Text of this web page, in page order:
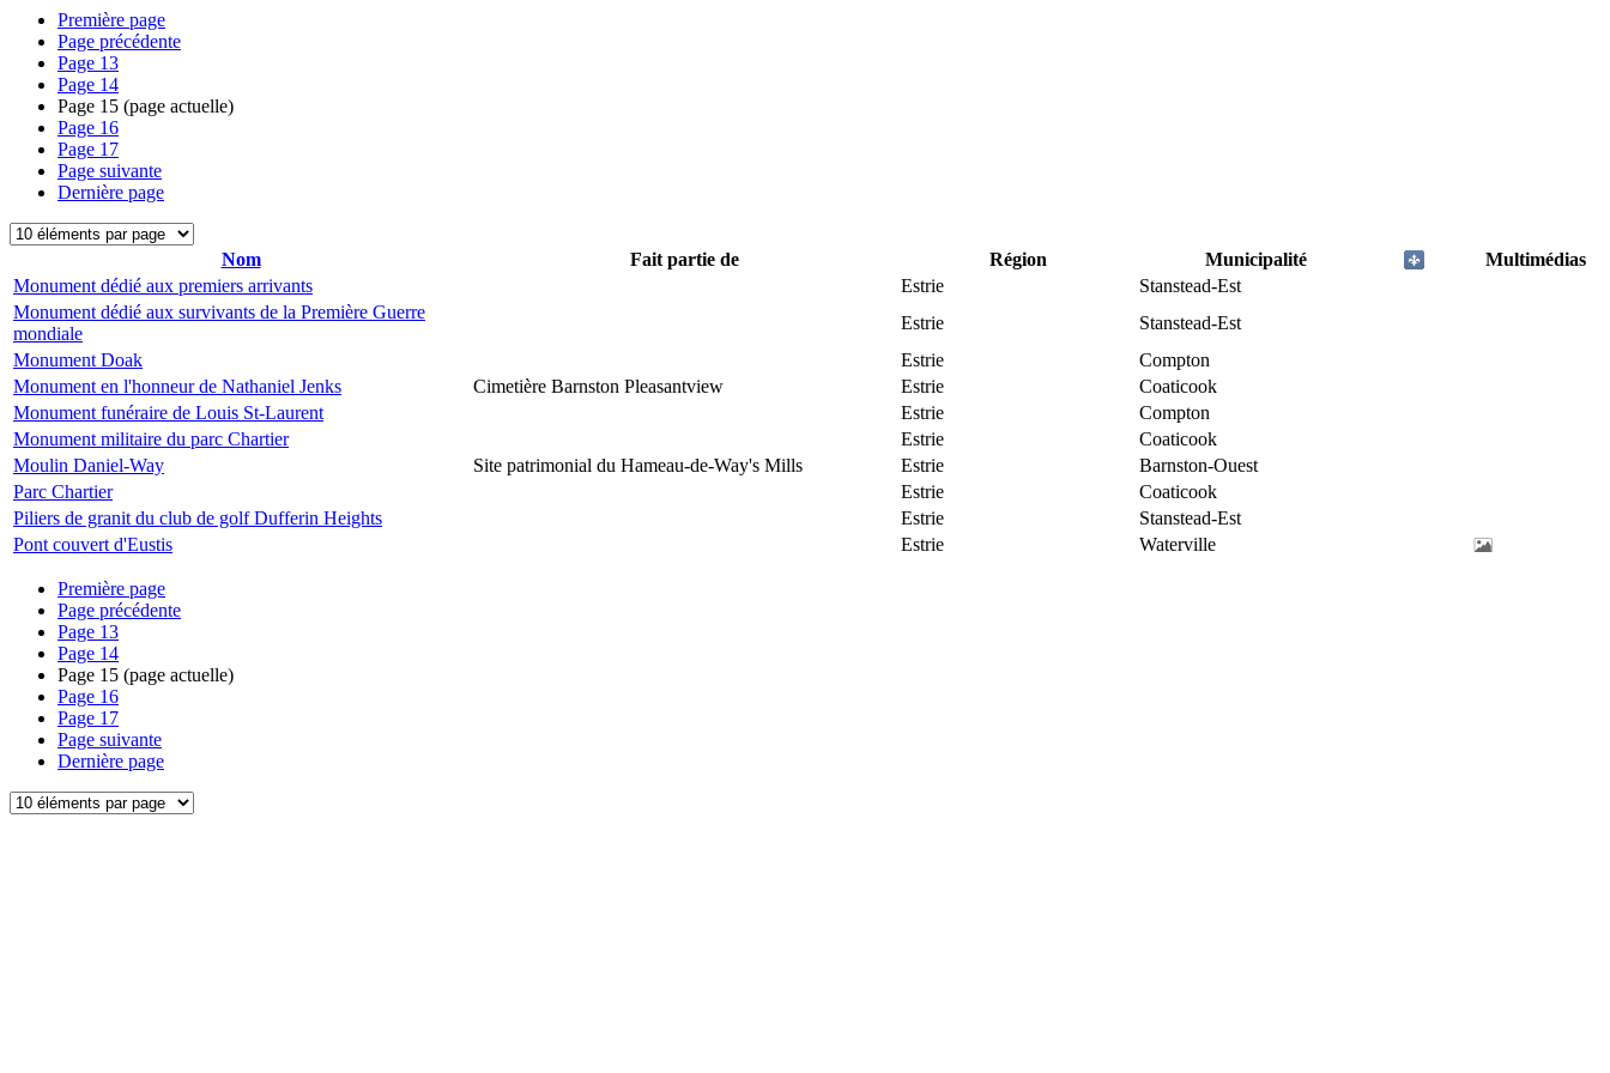
Première page
Page précédente
Page 13
Page 14
Page 15 (page actuelle)
Page 16
Page 17
Page suivante
Dernière page
Nom Fait partie de Région Municipalité
Multimédias
Monument dédié aux premiers arrivants
Estrie
Stanstead-Est
Monument dédié aux survivants de la Première Guerre
mondiale
Estrie
Stanstead-Est
Monument Doak
Estrie
Compton
Monument en l'honneur de Nathaniel Jenks
Cimetière Barnston Pleasantview Estrie
Coaticook
Monument funéraire de Louis St-Laurent
Estrie
Compton
Monument militaire du parc Chartier
Estrie
Coaticook
Moulin Daniel-Way
Site patrimonial du Hameau-de-Way's Mills Estrie
Barnston-Ouest
Parc Chartier
Estrie
Coaticook
Piliers de granit du club de golf Dufferin Heights
Estrie
Stanstead-Est
Pont couvert d'Eustis
Estrie Waterville
Première page
Page précédente
Page 13
Page 14
Page 15 (page actuelle)
Page 16
Page 17
Page suivante
Dernière page